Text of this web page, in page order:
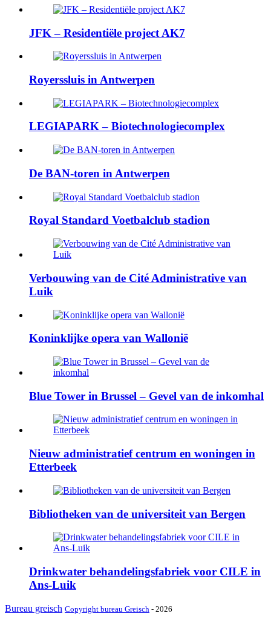
JFK – Residentiële project AK7
Royerssluis in Antwerpen
LEGIAPARK – Biotechnologiecomplex
De BAN-toren in Antwerpen
Royal Standard Voetbalclub stadion
Verbouwing van de Cité Administrative van
Luik
Koninklijke opera van Wallonië
Blue Tower in Brussel – Gevel van de inkomhal
Nieuw administratief centrum en woningen in
Etterbeek
Bibliotheken van de universiteit van Bergen
Drinkwater behandelingsfabriek voor CILE in
Ans-Luik
Bureau greisch Copyright bureau Greisch - 2026